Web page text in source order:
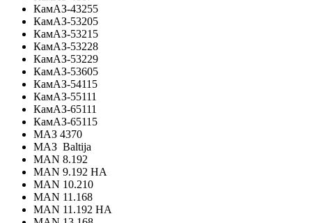
КамАЗ-43255
КамАЗ-53205
КамАЗ-53215
КамАЗ-53228
КамАЗ-53229
КамАЗ-53605
КамАЗ-54115
КамАЗ-55111
КамАЗ-65111
КамАЗ-65115
МАЗ 4370
МАЗ Baltija
MAN 8.192
MAN 9.192 HA
MAN 10.210
MAN 11.168
MAN 11.192 HA